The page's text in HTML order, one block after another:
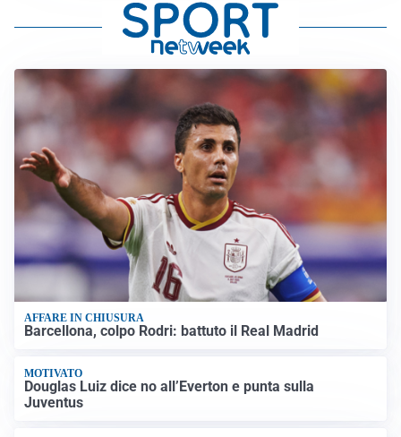
AFFARE IN CHIUSURA
Barcellona, colpo Rodri: battuto il Real Madrid
MOTIVATO
Douglas Luiz dice no all’Everton e punta sulla
Juventus